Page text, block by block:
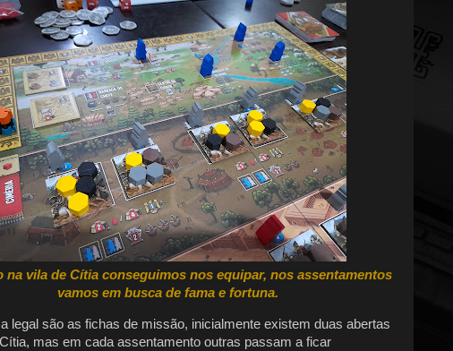
na vila de Cítia conseguimos nos equipar, nos assentamentos
vamos em busca de fama e fortuna.
legal são as fichas de missão, inicialmente existem duas abertas
mas em cada assentamento outras passam a ficar